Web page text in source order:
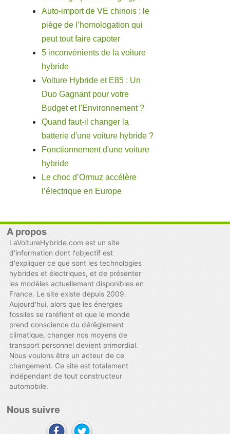
Auto-import de VE chinois : le
piège de l’homologation qui
peut tout faire capoter
5 inconvénients de la voiture
hybride
Voiture Hybride et E85 : Un
Duo Gagnant pour votre
Budget et l'Environnement ?
Quand faut-il changer la
batterie d'une voiture hybride ?
Fonctionnement d'une voiture
hybride
Le choc d’Ormuz accélère
l’électrique en Europe
A propos
LaVoitureHybride.com est un site
d'information dont l'objectif est
d'expliquer ce que sont les technologies
hybrides et électriques, et de présenter
les modèles actuellement disponibles en
France. Le site existe depuis 2009.
Aujourd'hui, alors que les énergies
fossiles se raréfient et que le monde
prend conscience du dérêglement
climatique, changer nos moyens de
transport personnel devient primordial.
Nous voulons être un acteur de ce
changement. Ce site est totalement
indépendant de tout constructeur
automobile.
Nous suivre